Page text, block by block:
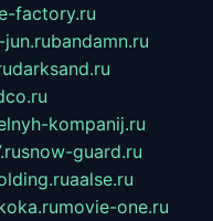
factory.ru
bandamn.ru
darksand.ru
kompanij.ru
snow-guard.ru
aalse.ru
movie-one.ru